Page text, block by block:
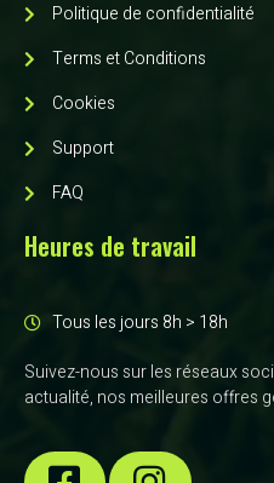
Politique de confidentialité
Terms et Conditions
Cookies
Support
FAQ
Heures de travail
Tous les jours 8h > 18h
Suivez-nous sur les réseaux
actualité, nos meilleures offres